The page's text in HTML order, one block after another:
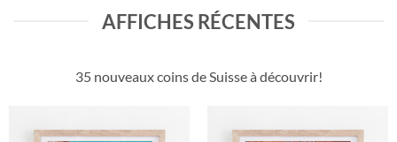
AFFICHES RÉCENTES
35 nouveaux coins de Suisse à découvrir!